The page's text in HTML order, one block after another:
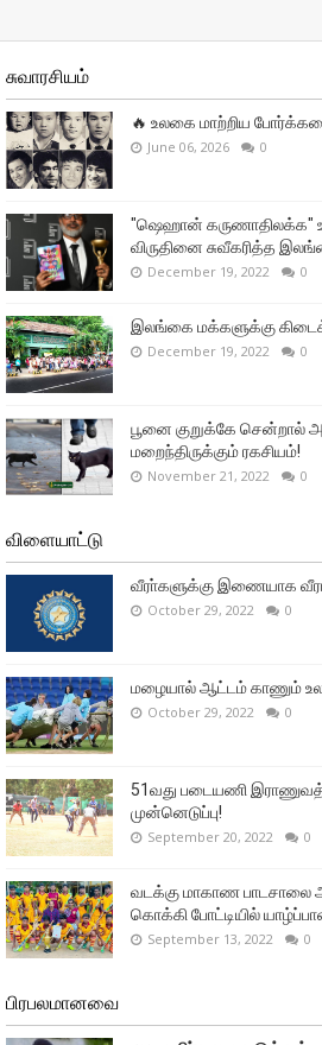
சுவாரசியம்
🔥 உலகை மாற்றிய
June 06, 2026 0
"ஷெஹான் கருணாதிலக்க"
விருதினை சுவீகரித்த
December 19, 2022 0
இலங்கை மக்களுக்கு
December 19, 2022 0
பூனை குறுக்கே சென்றால்
மறைந்திருக்கும் ரகசியம்!
November 21, 2022 0
விளையாட்டு
வீரா்களுக்கு இணையாக
October 29, 2022 0
மழையால் ஆட்டம் காணும்
October 29, 2022 0
51வது படையணி
முன்னெடுப்பு!
September 20, 2022 0
வடக்கு மாகாண பாடசாலை
கொக்கி போட்டியில்
September 13, 2022 0
பிரபலமானவை